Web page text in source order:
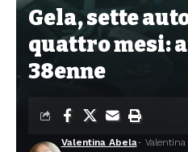
Gela, sette
quattro mesi:
38enne
Valentina Abela- Valentina